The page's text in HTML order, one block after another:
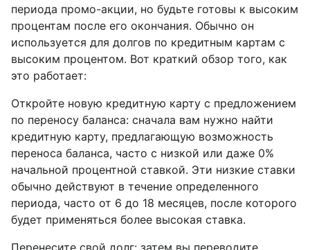
периода промо-акции, но будьте готовы к высоким
процентам после его окончания. Обычно он
используется для долгов по кредитным картам с
высоким процентом. Вот краткий обзор того, как
это работает:
Откройте новую кредитную карту с предложением
по переносу баланса: сначала вам нужно найти
кредитную карту, предлагающую возможность
переноса баланса, часто с низкой или даже 0%
начальной процентной ставкой. Эти низкие ставки
обычно действуют в течение определенного
периода, часто от 6 до 18 месяцев, после которого
будет применяться более высокая ставка.
Перенесите свой долг: затем вы переводите